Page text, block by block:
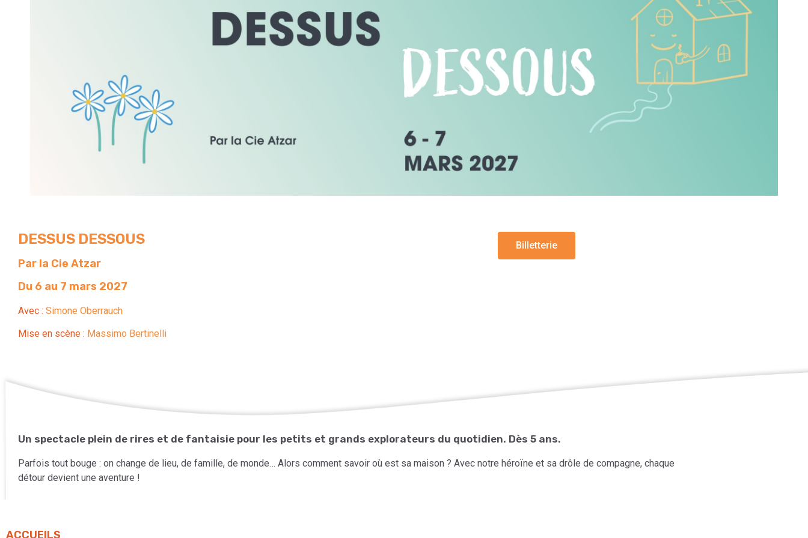
DESSUS DESSOUS
Par la Cie Atzar
Du 6 au 7 mars 2027
Avec : Simone Oberrauch
Mise en scène : Massimo Bertinelli
Billetterie
Un spectacle plein de rires et de fantaisie pour les petits et grands explorateurs du quotidien. Dès 5 ans.
Parfois tout bouge : on change de lieu, de famille, de monde… Alors comment savoir où est sa maison ? Avec notre héroïne et sa drôle de compagne, chaque
détour devient une aventure !
ACCUEILS